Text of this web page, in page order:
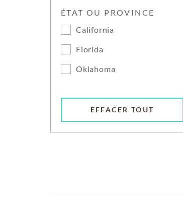
ÉTAT OU PROVINCE
California
Florida
Oklahoma
EFFACER TOUT